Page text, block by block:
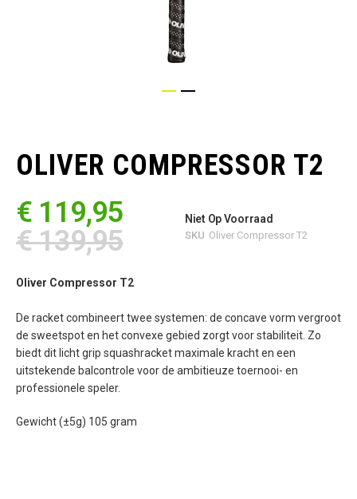
begin
van
afbeeldingen-
gallerij
OLIVER COMPRESSOR T2
€ 119,95
€ 139,95
Niet Op Voorraad
SKU Oliver Compressor T2
Oliver Compressor T2
De racket combineert twee systemen: de concave vorm vergroot
de sweetspot en het convexe gebied zorgt voor stabiliteit. Zo
biedt dit licht grip squashracket maximale kracht en een
uitstekende balcontrole voor de ambitieuze toernooi- en
professionele speler.
Gewicht (±5g) 105 gram